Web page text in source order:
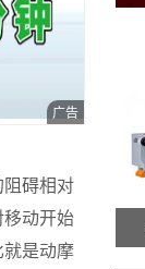
碍相对
动开始
是动摩